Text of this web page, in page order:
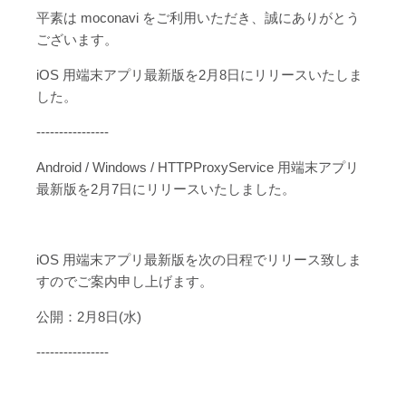
平素は moconavi をご利用いただき、誠にありがとう
ございます。
iOS 用端末アプリ最新版を2月8日にリリースいたしま
した。
----------------
Android / Windows / HTTPProxyService 用端末アプリ
最新版を2月7日にリリースいたしました。
iOS 用端末アプリ最新版を次の日程でリリース致しま
すのでご案内申し上げます。
公開：2月8日(水)
----------------